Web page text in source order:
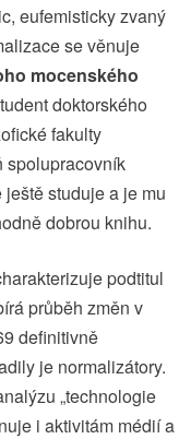
eufemisticky zvaný
se věnuje
mocenského
doktorského
fakulty
spolupracovník
ještě studuje a je mu
dobrou knihu.
podtitul
průběh změn v
definitivně
je normalizátory.
„technologie
i aktivitám médií a